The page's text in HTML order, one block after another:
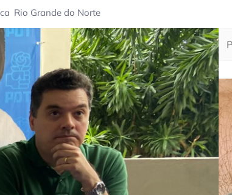
Rio Grande do Norte